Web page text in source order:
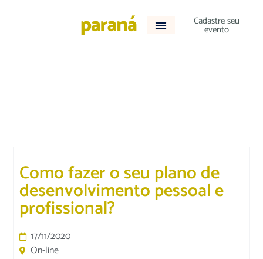
Cadastre seu
evento
Como fazer o seu plano de
desenvolvimento pessoal e
profissional?
17/11/2020
On-line